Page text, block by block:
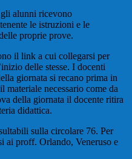
alunni ricevono
le istruzioni e le
proprie prove.
il link a cui collegarsi per
delle stesse. I docenti
giornata si recano prima in
materiale necessario come da
della giornata il docente ritira
didattica.
sulla circolare 76. Per
ai proff. Orlando, Veneruso e